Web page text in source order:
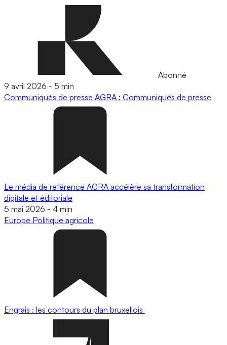
Abonné
9 avril 2026 - 5 min
Communiqués de presse AGRA : Communiqués de presse
Le média de référence AGRA accélère sa transformation
digitale et éditoriale
5 mai 2026 - 4 min
Europe Politique agricole
Engrais : les contours du plan bruxellois